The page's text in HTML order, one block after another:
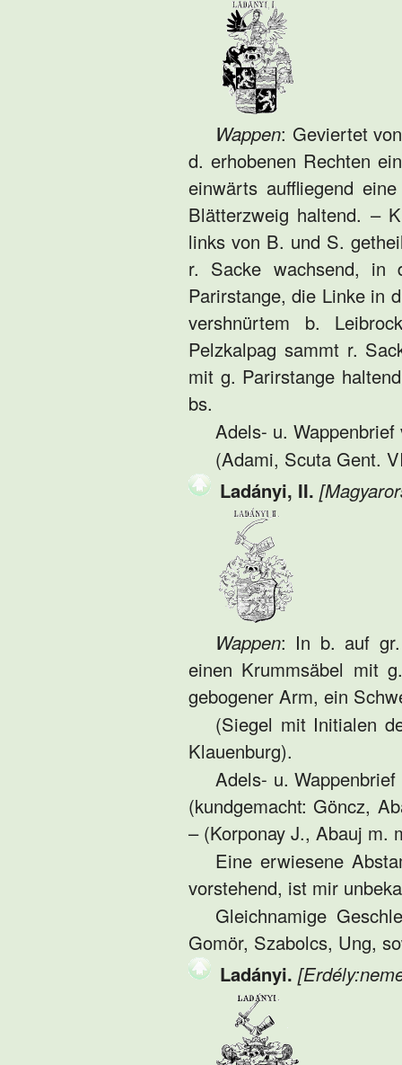
Wappen: Geviertet
d. erhobenen Rechten
einwärts auffliegend
Blätterzweig haltend. –
links von B. und S.
r. Sacke wachsend, in
Parirstange, die Linke in
vershnürtem b.
Pelzkalpag sammt r.
mit g. Parirstange
bs.
Adels- u.
(Adami, Scuta Gent.
Ladányi, II.
Wappen: In b. auf gr.
einen Krummsäbel mit
gebogener Arm, ein
(Siegel mit Initialen
Klauenburg).
Adels- u.
(kundgemacht: Göncz,
– (Korponay J., Abauj m.
Eine erwiesene
vorstehend, ist mir
Gleichnamige
Gomör, Szabolcs, Ung,
Ladányi.